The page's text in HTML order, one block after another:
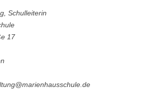
Schulleiterin
17